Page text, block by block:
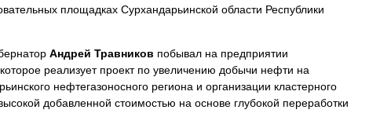
площадках Сурхандарьинской области Республики
Андрей Травников побывал на предприятии
реализует проект по увеличению добычи нефти на
нефтегазоносного региона и организации кластерного
добавленной стоимостью на основе глубокой переработки